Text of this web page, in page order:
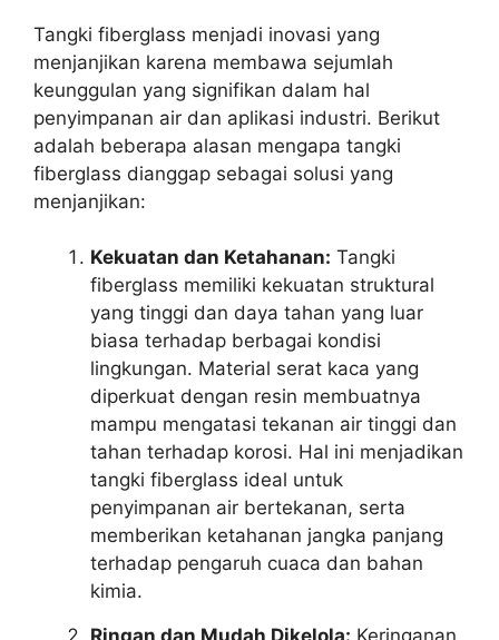
Tangki fiberglass menjadi inovasi yang
menjanjikan karena membawa sejumlah
keunggulan yang signifikan dalam hal
penyimpanan air dan aplikasi industri. Berikut
adalah beberapa alasan mengapa tangki
fiberglass dianggap sebagai solusi yang
menjanjikan:
Kekuatan dan Ketahanan: Tangki
fiberglass memiliki kekuatan struktural
yang tinggi dan daya tahan yang luar
biasa terhadap berbagai kondisi
lingkungan. Material serat kaca yang
diperkuat dengan resin membuatnya
mampu mengatasi tekanan air tinggi dan
tahan terhadap korosi. Hal ini menjadikan
tangki fiberglass ideal untuk
penyimpanan air bertekanan, serta
memberikan ketahanan jangka panjang
terhadap pengaruh cuaca dan bahan
kimia.